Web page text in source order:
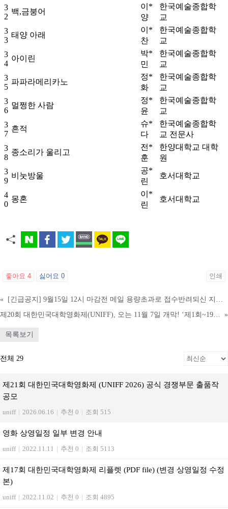
3
2
백,금붕어
이*
양
한국예술종합학
교
3
3
태양 아래
이*
찬
한국예술종합학
교
3
4
아이린
박*
민
한국예술종합학
교
3
5
파파라메리카노
정*
화
한국예술종합학
교
3
6
멀쩡한 사람
정*
윤
한국예술종합학
교
3
7
흔적
슈*
다
한국예술종합학
교 전문사
3
8
종소리가 울리고
전*
훈
한양대학교 대학
원
3
9
비눗방울
공*
린
호서대학교
4
0
몽혼
이*
린
호서대학교
좋아요 4 싫어요 0 인쇄
«
»
목록보기
전체 29
제21회 대한민국대학영화제 (UNIFF 2026) 공식 경쟁부문 출품작
공모
uniff | 2026.06.16 | 추천 0 | 조회 515
영화 상영일정 일부 변경 안내
uniff | 2022.11.11 | 추천 0 | 조회 5113
제17회 대한민국대학영화제 리플렛 (PDF file) (변경 상영일정 수정
본)
uniff | 2022.11.02 | 추천 0 | 조회 4895